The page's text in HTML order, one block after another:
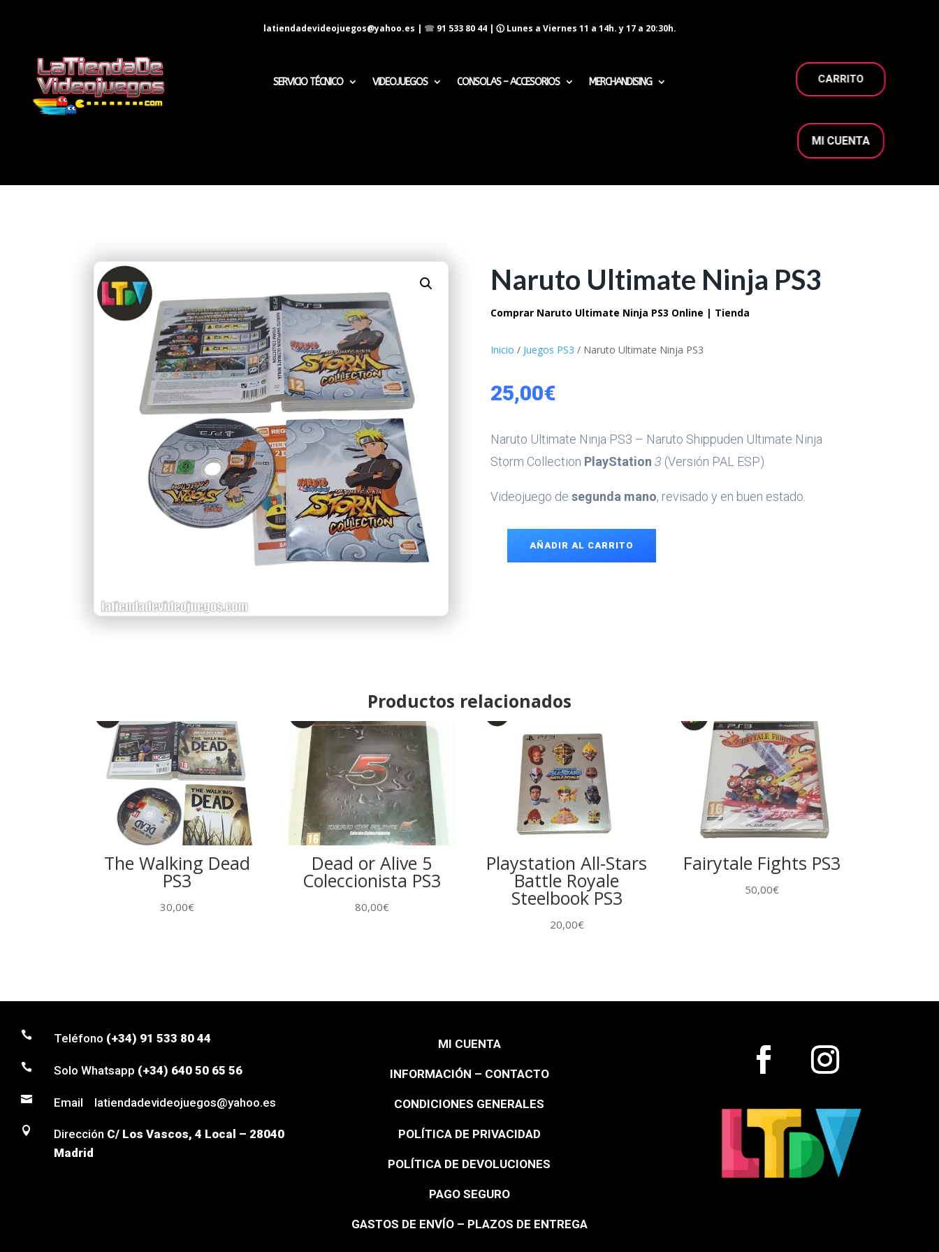
latiendadevideojuegos@yahoo.es | ☎ 91 533 80 44| 🕦 Lunes a Viernes 11 a 14h. y 17 a 20:30h.
SERVICIO TÉCNICO VIDEOJUEGOS CONSOLAS – ACCESORIOS MERCHANDISING CARRITO
MI CUENTA
Naruto Ultimate Ninja PS3
Comprar Naruto Ultimate Ninja PS3 Online | Tienda
Inicio / Juegos PS3 / Naruto Ultimate Ninja PS3
25,00€
Naruto Ultimate Ninja PS3 – Naruto Shippuden Ultimate Ninja
Storm Collection PlayStation 3 (Versión PAL ESP)
Videojuego de segunda mano, revisado y en buen estado.
AÑADIR AL CARRITO
Productos relacionados
The Walking Dead
PS3
30,00€
Dead or Alive 5
Coleccionista PS3
80,00€
Playstation All-Stars
Battle Royale
Steelbook PS3
20,00€
Fairytale Fights PS3
50,00€
 Teléfono (+34) 91 533 80 44
 Solo Whatsapp (+34) 640 50 65 56
 Email latiendadevideojuegos@yahoo.es
 Dirección C/ Los Vascos, 4 Local – 28040
Madrid
MI CUENTA
INFORMACIÓN – CONTACTO
CONDICIONES GENERALES
POLÍTICA DE PRIVACIDAD
POLÍTICA DE DEVOLUCIONES
PAGO SEGURO
GASTOS DE ENVÍO – PLAZOS DE ENTREGA